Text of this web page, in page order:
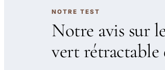
NOTRE TEST
Notre avis sur
vert rétractable